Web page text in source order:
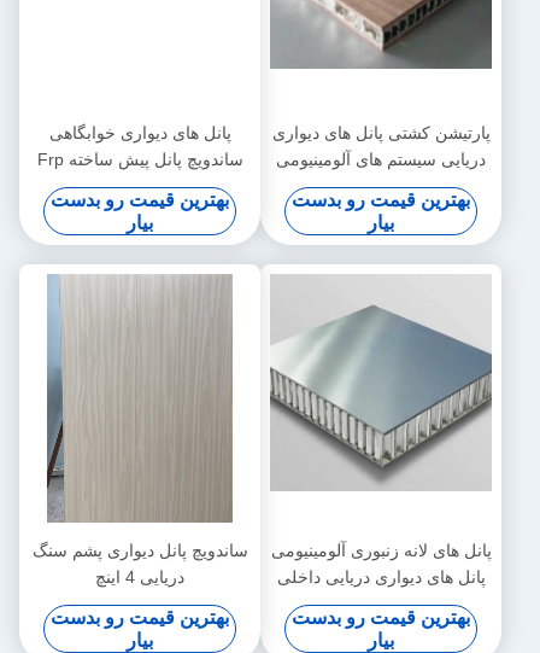
پارتیشن کشتی پانل های دیواری
دریایی سیستم های آلومینیومی
25cmx6mm
بهترین قیمت رو بدست
بیار
پانل های دیواری خوابگاهی
ساندویچ پانل پیش ساخته Frp
30mm 40mm
بهترین قیمت رو بدست
بیار
پانل های لانه زنبوری آلومینیومی
پانل های دیواری دریایی داخلی
قایق 1220x2440 میلی متر
بهترین قیمت رو بدست
بیار
ساندویچ پانل دیواری پشم سنگ
دریایی 4 اینچ
بهترین قیمت رو بدست
بیار